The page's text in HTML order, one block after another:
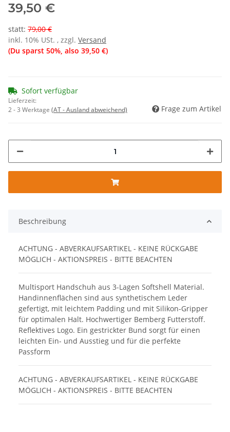
39,50 €
statt: 79,00 €
inkl. 10% USt. , zzgl. Versand
(Du sparst 50%, also 39,50 €)
Sofort verfügbar
Lieferzeit:
2 - 3 Werktage (AT - Ausland abweichend) Frage zum Artikel
Beschreibung
ACHTUNG - ABVERKAUFSARTIKEL - KEINE RÜCKGABE
MÖGLICH - AKTIONSPREIS - BITTE BEACHTEN
Multisport Handschuh aus 3-Lagen Softshell Material.
Handinnenflächen sind aus synthetischem Leder
gefertigt, mit leichtem Padding und mit Silikon-Gripper
für optimalen Halt. Hochwertiger Bemberg Futterstoff.
Reflektives Logo. Ein gestrickter Bund sorgt für einen
leichten Ein- und Ausstieg und für die perfekte
Passform
ACHTUNG - ABVERKAUFSARTIKEL - KEINE RÜCKGABE
MÖGLICH - AKTIONSPREIS - BITTE BEACHTEN